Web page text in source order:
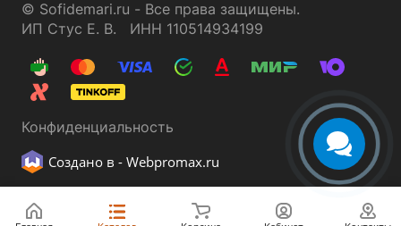
© Sofidemari.ru - Все права защищены.
ИП Стус Е. В. ИНН 110514934199
Конфиденциальность
Создано в - Webpromax.ru